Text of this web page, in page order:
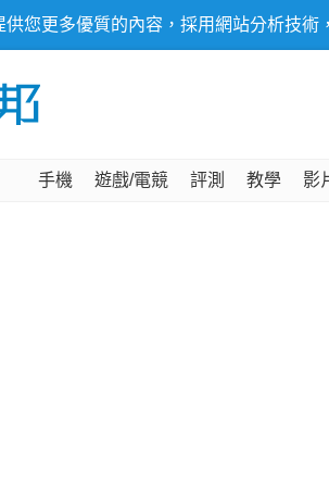
供您更多優質的內容，採用網站分析技
手機 遊戲/電競 評測 教學 影